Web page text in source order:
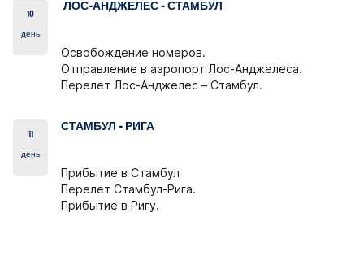
10
день
ЛОС-АНДЖЕЛЕС - СТАМБУЛ
Освобождение номеров.
Отправление в аэропорт Лос-Анджелеса.
Перелет Лос-Анджелес – Стамбул.
11
день
СТАМБУЛ - РИГА
Прибытие в Стамбул
Перелет Стамбул-Рига.
Прибытие в Ригу.